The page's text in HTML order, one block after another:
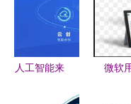
人工智能来
微软